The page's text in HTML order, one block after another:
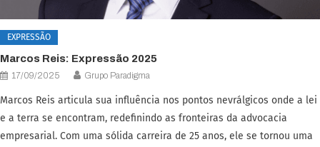
EXPRESSÃO
Marcos Reis: Expressão 2025
17/09/2025 Grupo Paradigma
Marcos Reis articula sua influência nos pontos nevrálgicos onde a lei
e a terra se encontram, redefinindo as fronteiras da advocacia
empresarial. Com uma sólida carreira de 25 anos, ele se tornou uma